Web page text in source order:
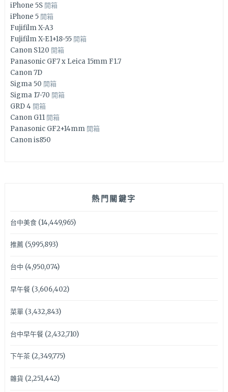
iPhone 5S 開箱
iPhone 5 開箱
Fujifilm X-A3
Fujifilm X-E1+18-55 開箱
Canon S120 開箱
Panasonic GF7 x Leica 15mm F1.7
Canon 7D
Sigma 50 開箱
Sigma 17-70 開箱
GRD 4 開箱
Canon G11 開箱
Panasonic GF2+14mm 開箱
Canon is850
熱門關鍵字
台中美食(14,449,965)
推薦(5,995,893)
台中 (4,950,074)
早午餐(3,606,402)
菜單(3,432,843)
台中早午餐(2,432,710)
下午茶(2,349,775)
雜貨 (2,251,442)